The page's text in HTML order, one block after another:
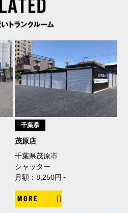
千葉県
茂原店
千葉県茂原市
シャッター
月額：8,250円～
MORE